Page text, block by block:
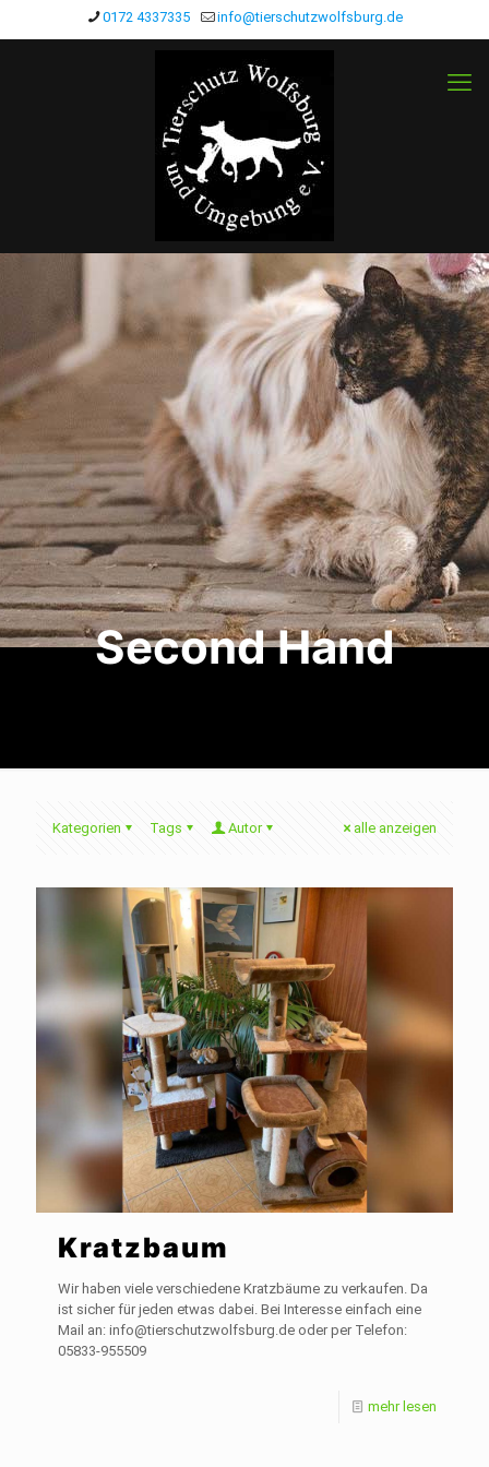
0172 4337335 info@tierschutzwolfsburg.de
Second Hand
Kategorien Tags Autor alle anzeigen
Kratzbaum
Wir haben viele verschiedene Kratzbäume zu verkaufen. Da
ist sicher für jeden etwas dabei. Bei Interesse einfach eine
Mail an: info@tierschutzwolfsburg.de oder per Telefon:
05833-955509
mehr lesen